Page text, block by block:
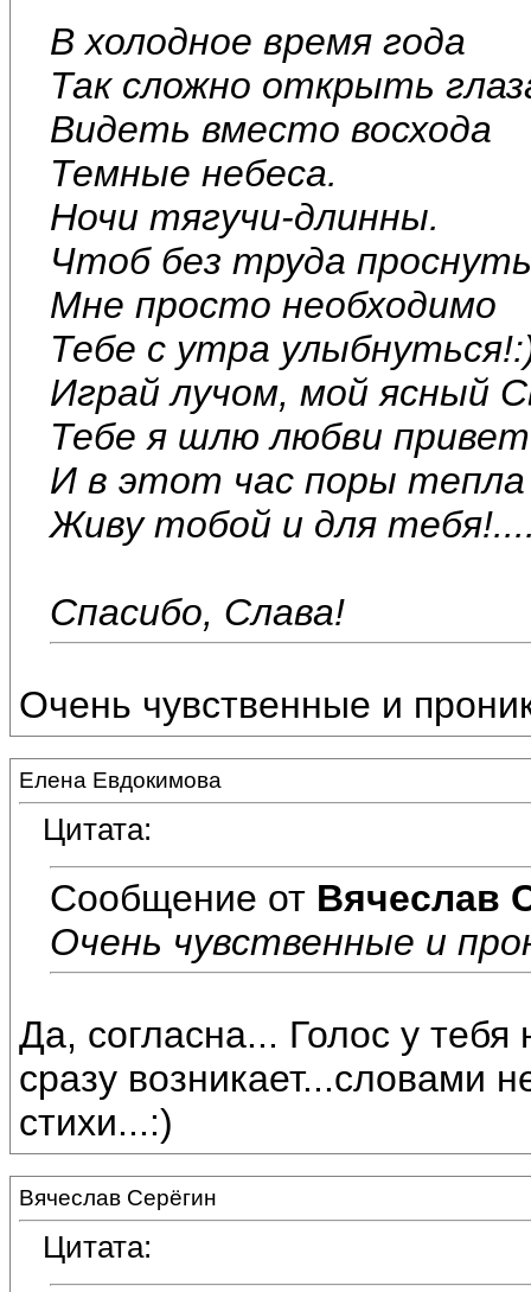
В холодное время года
Так сложно открыть
Видеть вместо восхода
Темные небеса.
Ночи тягучи-длинны.
Чтоб без труда
Мне просто необходимо
Тебе с утра
Играй лучом, мой ясный
Тебе я шлю любви
И в этот час поры тепла
Живу тобой и для
Спасибо, Слава!
Очень чувственные и
Елена Евдокимова
Цитата:
Сообщение от Вячеслав
Очень чувственные и
Да, согласна... Голос у
сразу возникает...словами
стихи...:)
Вячеслав Серёгин
Цитата: